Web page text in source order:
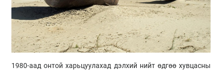
1980-аад онтой харьцуулахад дэлхий нийт өдгөө хувцасны